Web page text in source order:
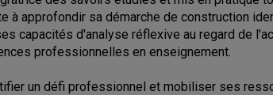
à approfondir sa démarche de construction
capacités d'analyse réflexive au regard de
professionnelles en enseignement.
un défi professionnel et mobiliser ses